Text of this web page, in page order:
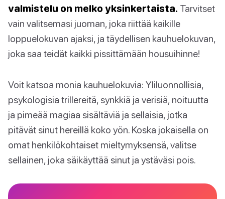
valmistelu on melko yksinkertaista. Tarvitset
vain valitsemasi juoman, joka riittää kaikille
loppuelokuvan ajaksi, ja täydellisen kauhuelokuvan,
joka saa teidät kaikki pissittämään housuihinne!
Voit katsoa monia kauhuelokuvia: Yliluonnollisia,
psykologisia trillereitä, synkkiä ja verisiä, noituutta
ja pimeää magiaa sisältäviä ja sellaisia, jotka
pitävät sinut hereillä koko yön. Koska jokaisella on
omat henkilökohtaiset mieltymyksensä, valitse
sellainen, joka säikäyttää sinut ja ystäväsi pois.